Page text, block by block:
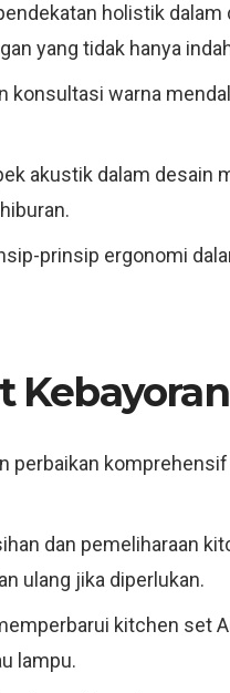
holistik
yang tidak hanya
konsultasi warna
akustik dalam desain
prinsip ergonomi
perbaikan
dan pemeliharaan
ulang jika diperlukan.
kitchen set
lampu.